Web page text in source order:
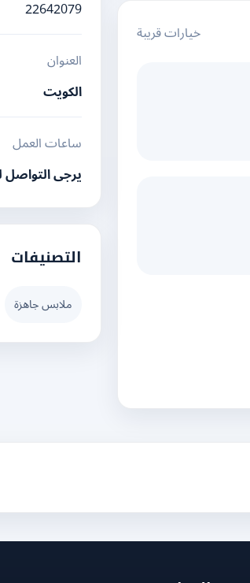
خيارات قريبة
22642079
العنوان
الكويت
ساعات العمل
يرجى التواصل
التصنيفات
ملابس جاهزة